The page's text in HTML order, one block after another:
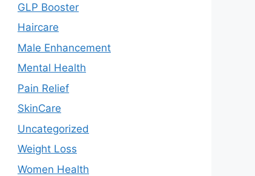
GLP Booster
Haircare
Male Enhancement
Mental Health
Pain Relief
SkinCare
Uncategorized
Weight Loss
Women Health